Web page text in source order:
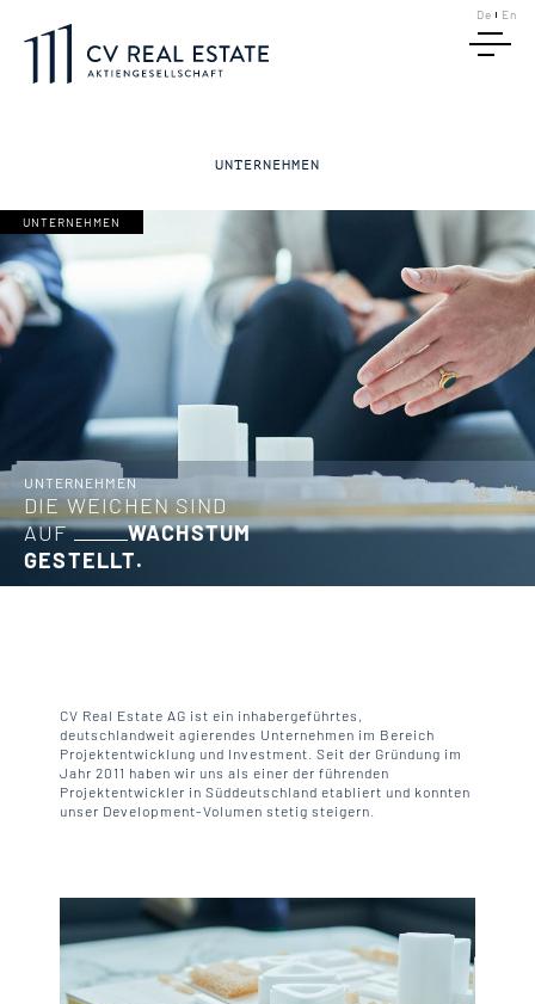
De En
UNTERNEHMEN
UNTERNEHMEN
UNTERNEHMEN
DIE WEICHEN SIND
AUF
WACHSTUM
GESTELLT.
CV Real Estate AG ist ein inhabergeführtes,
deutschlandweit agierendes Unternehmen im Bereich
Projektentwicklung und Investment. Seit der Gründung im
Jahr 2011 haben wir uns als einer der führenden
Projektentwickler in Süddeutschland etabliert und konnten
unser Development-Volumen stetig steigern.